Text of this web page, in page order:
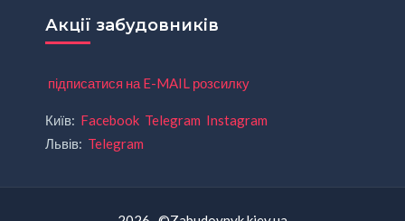
Акції забудовників
підписатися на E-MAIL розсилку
Київ: Facebook Telegram Instagram
Львів: Telegram